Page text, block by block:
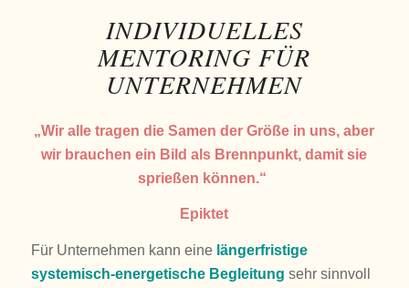
INDIVIDUELLES
MENTORING FÜR
UNTERNEHMEN
„Wir alle tragen die Samen der Größe in uns, aber
wir brauchen ein Bild als Brennpunkt, damit sie
sprießen können.“
Epiktet
Für Unternehmen kann eine längerfristige
systemisch-energetische Begleitung sehr sinnvoll